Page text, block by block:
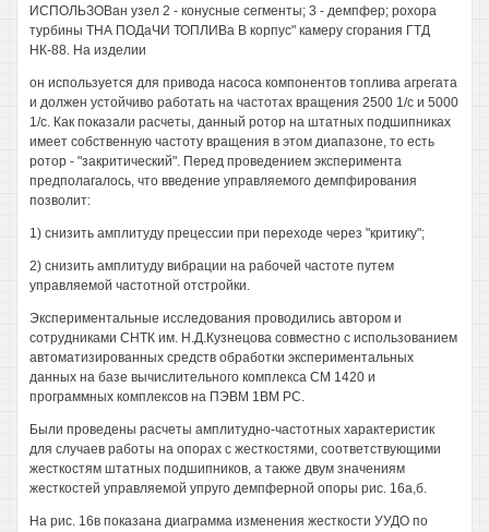
ИСПОЛЬЗОВан узел 2 - конусные сегменты; 3 - демпфер; рохора
турбины ТНА ПОДаЧИ ТОПЛИВа В корпус" камеру сгорания ГТД
НК-88. На изделии
он используется для привода насоса компонентов топлива агрегата
и должен устойчиво работать на частотах вращения 2500 1/с и 5000
1/с. Как показали расчеты, данный ротор на штатных подшипниках
имеет собственную частоту вращения в этом диапазоне, то есть
ротор - "закритический". Перед проведением эксперимента
предполагалось, что введение управляемого демпфирования
позволит:
1) снизить амплитуду прецессии при переходе через "критику";
2) снизить амплитуду вибрации на рабочей частоте путем
управляемой частотной отстройки.
Экспериментальные исследования проводились автором и
сотрудниками СНТК им. Н.Д.Кузнецова совместно с использованием
автоматизированных средств обработки экспериментальных
данных на базе вычислительного комплекса СМ 1420 и
программных комплексов на ПЭВМ 1ВМ РС.
Были проведены расчеты амплитудно-частотных характеристик
для случаев работы на опорах с жесткостями, соответствующими
жесткостям штатных подшипников, а также двум значениям
жесткостей управляемой упруго демпферной опоры рис. 16а,б.
На рис. 16в показана диаграмма изменения жесткости УУДО по